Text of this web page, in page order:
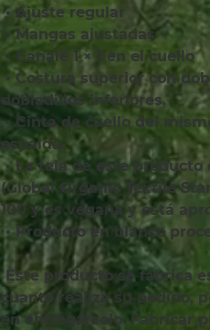
• Ajuste regular
• Mangas ajustadas
• Canalé 1 × 1 en el cuello
• Costura superior con doble aguja en las mangas y
dobladillos inferiores.
• Cinta de cuello del mismo tejido en el interior de la
espalda.
• La tela de este producto está certificada por GOTS
(Global Organic Textile
100 y es vegana y está
• Producto en blanco
Este producto se fabrica especialmente para usted en
cuanto realiza su pedido,
en entregárselo. Fabricar